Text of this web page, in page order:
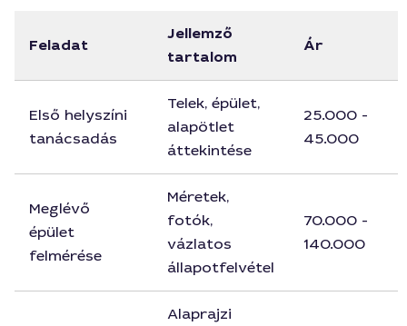
Feladat
Jellemző
tartalom
Ár
Első helyszíni
tanácsadás
Telek, épület,
alapötlet
áttekintése
25.000 -
45.000
Meglévő
épület
felmérése
Méretek,
fotók,
vázlatos
állapotfelvétel
70.000 -
140.000
Alaprajzi